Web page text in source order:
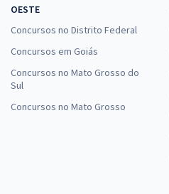
OESTE
Concursos no Distrito Federal
Concursos em Goiás
Concursos no Mato Grosso do
Sul
Concursos no Mato Grosso